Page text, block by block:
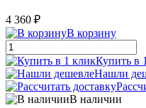
4 360 ₽
В корзину
Купить в
Нашли
В наличии